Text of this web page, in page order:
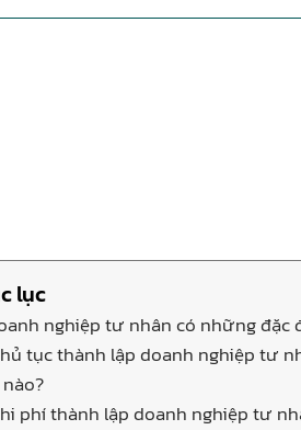
lục
nghiệp tư nhân có những đặc
tục thành lập doanh nghiệp tư
phí thành lập doanh nghiệp tư